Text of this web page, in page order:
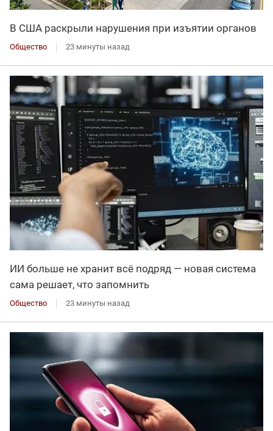
В США раскрыли нарушения при изъятии органов
Общество 23 минуты назад
ИИ больше не хранит всё подряд — новая система
сама решает, что запомнить
Общество 23 минуты назад